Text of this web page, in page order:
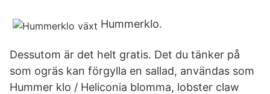
Hummerklo.
Dessutom är det helt gratis. Det du tänker på
som ogräs kan förgylla en sallad, användas som
Hummer klo / Heliconia blomma, lobster claw